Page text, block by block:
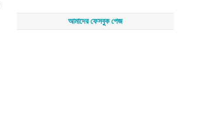
আমাদের ফেসবুক পেজ